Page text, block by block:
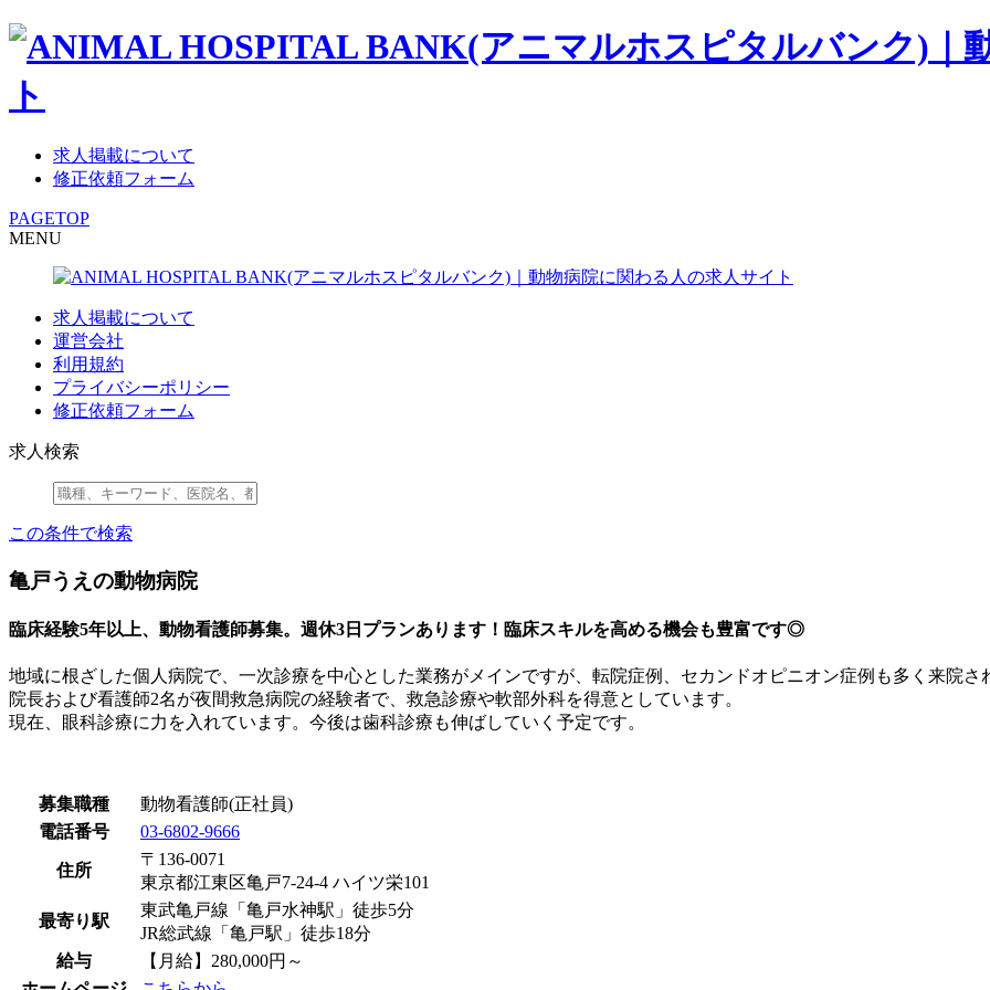
求人掲載について
修正依頼フォーム
PAGETOP
MENU
求人掲載について
運営会社
利用規約
プライバシーポリシー
修正依頼フォーム
求人検索
この条件で検索
亀戸うえの動物病院
臨床経験5年以上、動物看護師募集。週休3日プランあります！臨床スキルを高める機会も豊富です◎
地域に根ざした個人病院で、一次診療を中心とした業務がメインですが、転院症例、セカンドオピニオン症例も多く来院さ
院長および看護師2名が夜間救急病院の経験者で、救急診療や軟部外科を得意としています。
現在、眼科診療に力を入れています。今後は歯科診療も伸ばしていく予定です。
募集職種
動物看護師(正社員)
電話番号
03-6802-9666
住所
〒136-0071
東京都江東区亀戸7-24-4 ハイツ栄101
最寄り駅
東武亀戸線「亀戸水神駅」徒歩5分
JR総武線「亀戸駅」徒歩18分
給与
【月給】280,000円～